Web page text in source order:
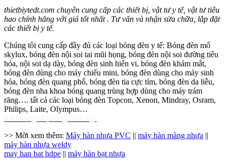
thietbiytedt.com chuyên cung cấp các thiết bị, vật tư y tế, vật tư tiêu
hao chính hãng với giá tốt nhất . Tư vấn và nhận sửa chữa, lắp đặt
các thiết bị y tế.
Chúng tôi cung cấp đầy đủ các loại bóng đèn y tế: Bóng đèn mổ
skylux, bóng đèn nội soi tai mũi họng, bóng đèn nội soi đường tiêu
hóa, nội soi dạ dày, bóng đèn sinh hiển vi, bóng đèn khám mắt,
bóng đèn dùng cho máy chiếu mini, bóng đèn dùng cho máy sinh
hóa, bóng đèn quang phổ, bóng đèn tia cực tím, bóng đèn da liễu,
bóng đèn nha khoa bóng quang trùng hợp dùng cho máy trám
răng…. tất cả các loại bóng đèn Topcon, Xenon, Mindray, Osram,
Philips, Laite, Olympus…
>> Mời xem thêm: Máy hàn nhựa PVC || máy hàn màng nhựa ||
máy hàn nhựa weldy
may han bat hdpe || máy hàn bạt nhựa